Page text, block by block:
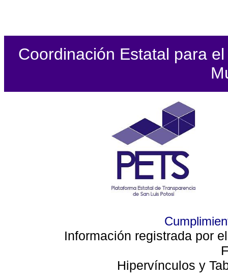
Coordinación Estatal para
Información registrada por
Hipervínculos y